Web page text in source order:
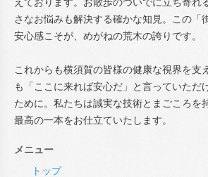
さなお悩みも解決する確かな知見。この「
安心感こそが、めがねの荒木の誇りです。
これからも横須賀の皆様の健康な視界を支
も「ここに来れば安心だ」と言っていただ
ために。私たちは誠実な技術とまごころを
最高の一本をお仕立ていたします。
メニュー
トップ